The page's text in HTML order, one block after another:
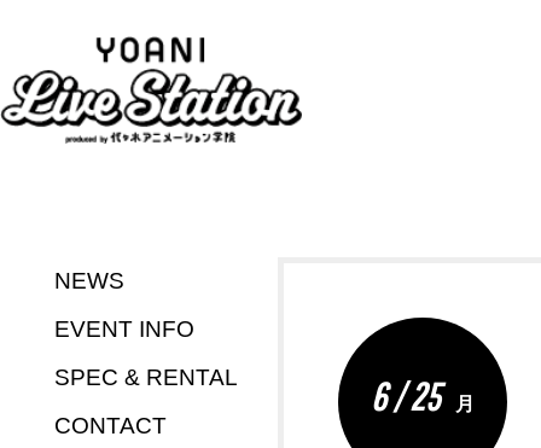
NEWS
EVENT INFO
SPEC & RENTAL
CONTACT
6 / 25 月